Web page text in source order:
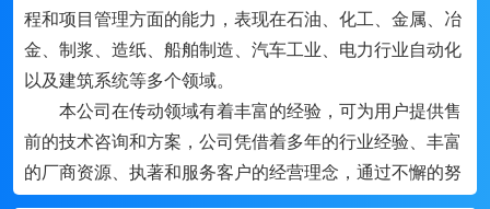
程和项目管理方面的能力，表现在石油、化工、金属、冶
金、制浆、造纸、船舶制造、汽车工业、电力行业自动化
以及建筑系统等多个领域。
本公司在传动领域有着丰富的经验，可为用户提供售
前的技术咨询和方案，公司凭借着多年的行业经验、丰富
的厂商资源、执著和服务客户的经营理念，通过不懈的努
力，与国内外的机电行业品牌及许多厂家密切合作，形成